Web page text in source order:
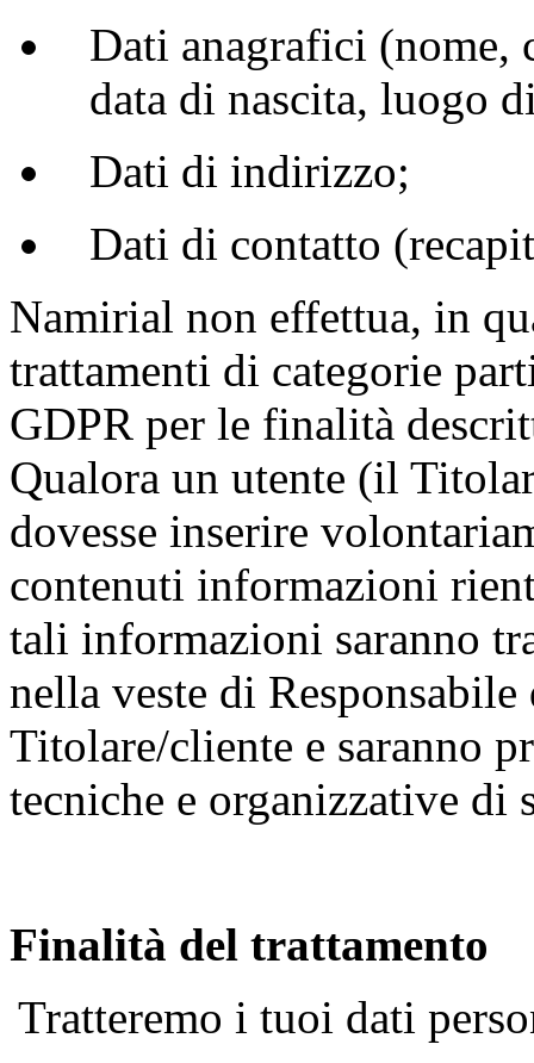
Dati anagrafici (nome,
data di nascita, luogo
Dati di indirizzo;
Dati di contatto
Namirial non effettua, in
trattamenti di categorie
GDPR per le finalità
Qualora un utente (il
dovesse inserire
contenuti informazioni
tali informazioni saranno
nella veste di
Titolare/cliente e saranno
tecniche e organizzative di
Finalità del trattamento
Tratteremo i tuoi dati